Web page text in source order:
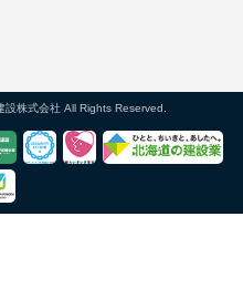
株式会社 All Rights Reserved.